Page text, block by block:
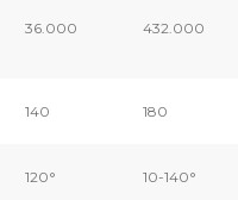
36.000 432.000
140 180
120° 10-140°